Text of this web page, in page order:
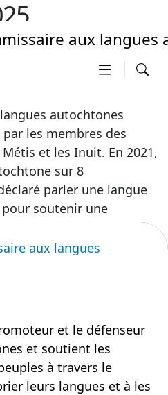
au
autochtones
les membres des
et les Inuit. En 2021,
sur 8
parler une langue
soutenir une
et le défenseur
et soutient les
à travers le
leurs langues et à les